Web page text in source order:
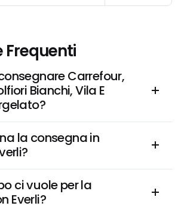
Frequenti
Carrefour,
Bianchi, Vila E
la consegna in
ci vuole per la
Everli?